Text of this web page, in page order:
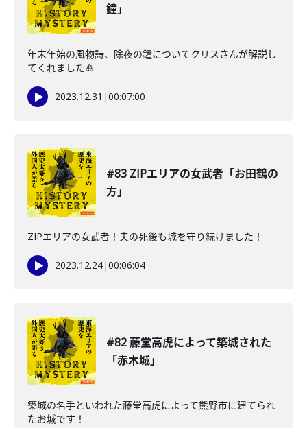
鐘」
年末年始の風物詩、除夜の鐘についてクリスさんが解説し
てくれました🎍
2023.12.31 |00:07:00
#83 ZIPエリアの女武者「お田鶴の
方」
ZIPエリアの女武者！夫の死後も城を守り続けました！
2023.12.24|00:06:04
#82 藤堂高虎によって築城された
「赤木城」
築城の名手といわれた藤堂高虎によって熊野市に建てられ
たお城です！